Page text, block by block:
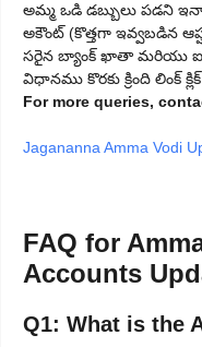
అమ్మ ఒడి డబ్బులు పడని
అకౌంట్ (కొత్తగా ఇవ్వబడిన
సరైన బ్యాంక్ ఖాతా మరియు
విధానము కొరకు క్రింది లింక్
For more queries,
Jagananna Amma Vodi
FAQ for
Accounts
Q1: What is the